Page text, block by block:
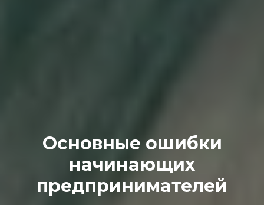
Основные ошибки
начинающих
предпринимателей